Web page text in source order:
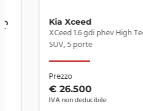
10,25"
Kit di riparazione pneumatici
Luci di posizione a LED
Luci diurne anteriori a LED
Maniglie interne cromate
Kia Xceed
XCeed 1.6 gdi phev High
SUV, 5 porte
Prezzo
€ 26.500
IVA non deducibile